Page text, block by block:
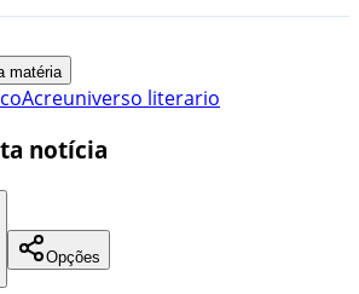
matéria
Acreuniverso literario
notícia
Opções